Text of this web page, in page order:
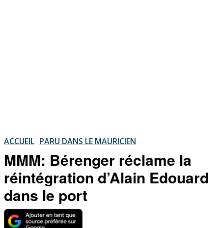
ACCUEIL PARU DANS LE MAURICIEN
MMM: Bérenger réclame la
réintégration d’Alain Edouard
dans le port